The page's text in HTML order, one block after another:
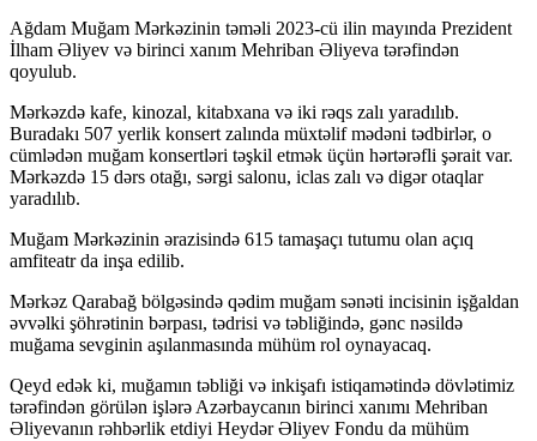
Ağdam Muğam Mərkəzinin təməli 2023-cü ilin mayında Prezident
İlham Əliyev və birinci xanım Mehriban Əliyeva tərəfindən
qoyulub.
Mərkəzdə kafe, kinozal, kitabxana və iki rəqs zalı yaradılıb.
Buradakı 507 yerlik konsert zalında müxtəlif mədəni tədbirlər, o
cümlədən muğam konsertləri təşkil etmək üçün hərtərəfli şərait var.
Mərkəzdə 15 dərs otağı, sərgi salonu, iclas zalı və digər otaqlar
yaradılıb.
Muğam Mərkəzinin ərazisində 615 tamaşaçı tutumu olan açıq
amfiteatr da inşa edilib.
Mərkəz Qarabağ bölgəsində qədim muğam sənəti incisinin işğaldan
əvvəlki şöhrətinin bərpası, tədrisi və təbliğində, gənc nəsildə
muğama sevginin aşılanmasında mühüm rol oynayacaq.
Qeyd edək ki, muğamın təbliği və inkişafı istiqamətində dövlətimiz
tərəfindən görülən işlərə Azərbaycanın birinci xanımı Mehriban
Əliyevanın rəhbərlik etdiyi Heydər Əliyev Fondu da mühüm